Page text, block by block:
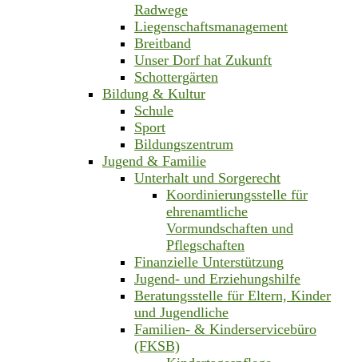
Radwege
Liegenschaftsmanagement
Breitband
Unser Dorf hat Zukunft
Schottergärten
Bildung & Kultur
Schule
Sport
Bildungszentrum
Jugend & Familie
Unterhalt und Sorgerecht
Koordinierungsstelle für
ehrenamtliche
Vormundschaften und
Pflegschaften
Finanzielle Unterstützung
Jugend- und Erziehungshilfe
Beratungsstelle für Eltern, Kinder
und Jugendliche
Familien- & Kinderservicebüro
(FKSB)